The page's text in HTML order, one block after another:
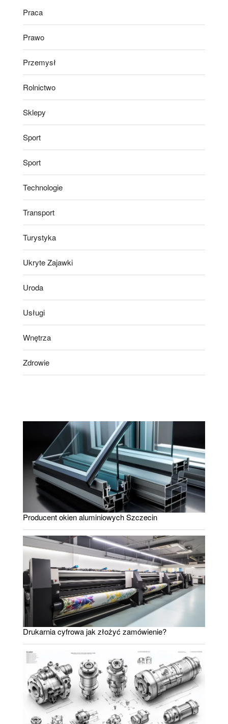
Praca
Prawo
Przemysł
Rolnictwo
Sklepy
Sport
Sport
Technologie
Transport
Turystyka
Ukryte Zajawki
Uroda
Usługi
Wnętrza
Zdrowie
Producent okien aluminiowych Szczecin
Drukarnia cyfrowa jak złożyć zamówienie?